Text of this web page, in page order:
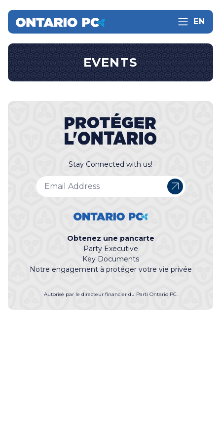
EN
EVENTS
Stay Connected with us!
Obtenez une pancarte
Party Executive
Key Documents
Notre engagement à protéger votre vie privée
Autorisé par le directeur financier du Parti Ontario PC.